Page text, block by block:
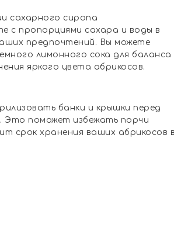
сахарного сиропа
с пропорциями сахара и воды в
предпочтений. Вы можете
лимонного сока для баланса
яркого цвета абрикосов.
банки и крышки перед
Это поможет избежать порчи
срок хранения ваших абрикосов